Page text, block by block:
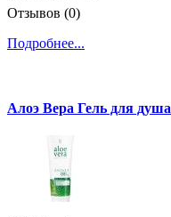
Отзывов (0)
Подробнее...
Алоэ Вера Гель для душа